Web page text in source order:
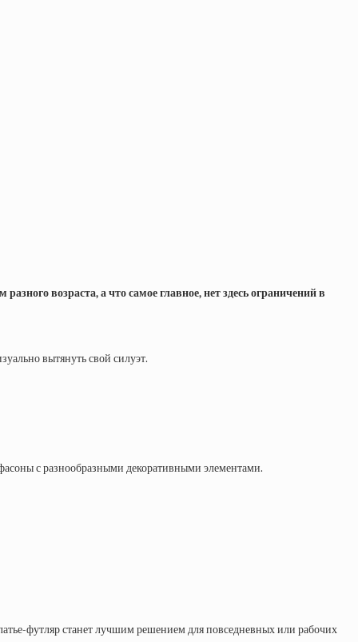
возраста, а что самое главное, нет здесь ограничений в
вытянуть свой силуэт.
с разнообразными декоративными элементами.
футляр станет лучшим решением для повседневных или рабочих